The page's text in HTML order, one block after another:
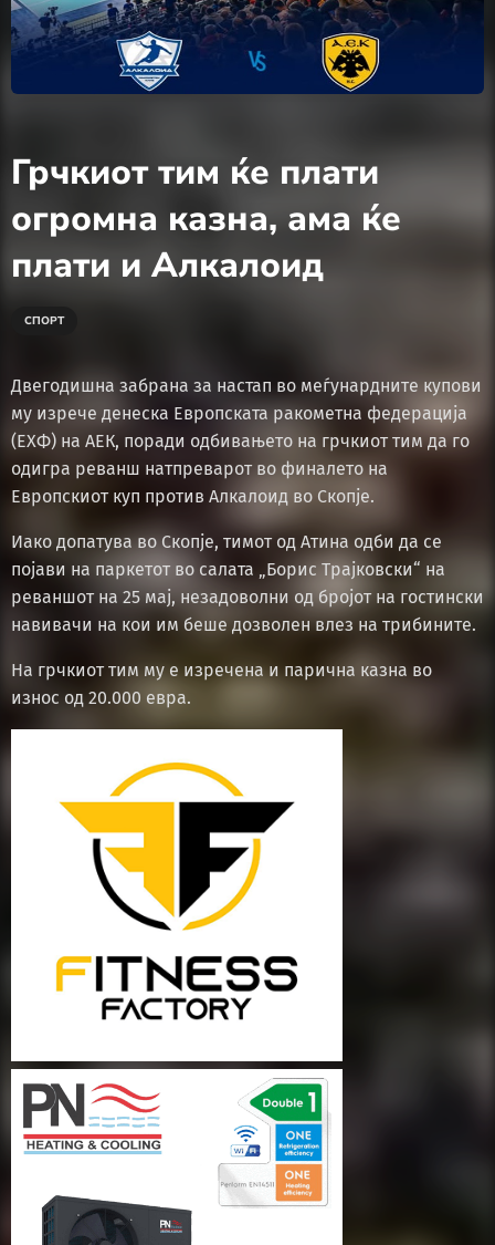
Грчкиот тим ќе плати
огромна казна, ама ќе
плати и Алкалоид
СПОРТ
Двегодишна забрана за настап во меѓунардните купови
му изрече денеска Европската ракометна федерација
(ЕХФ) на АЕК, поради одбивањето на грчкиот тим да го
одигра реванш натпреварот во финалето на
Европскиот куп против Алкалоид во Скопје.
Иако допатува во Скопје, тимот од Атина одби да се
појави на паркетот во салата „Борис Трајковски“ на
реваншот на 25 мај, незадоволни од бројот на гостински
навивачи на кои им беше дозволен влез на трибините.
На грчкиот тим му е изречена и парична казна во
износ од 20.000 евра.